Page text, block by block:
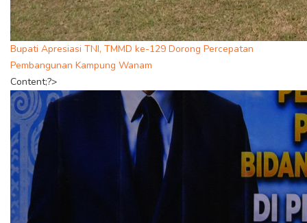
Bupati Apresiasi TNI, TMMD ke-129 Dorong Percepatan
Pembangunan Kampung Wanam
Content;?>